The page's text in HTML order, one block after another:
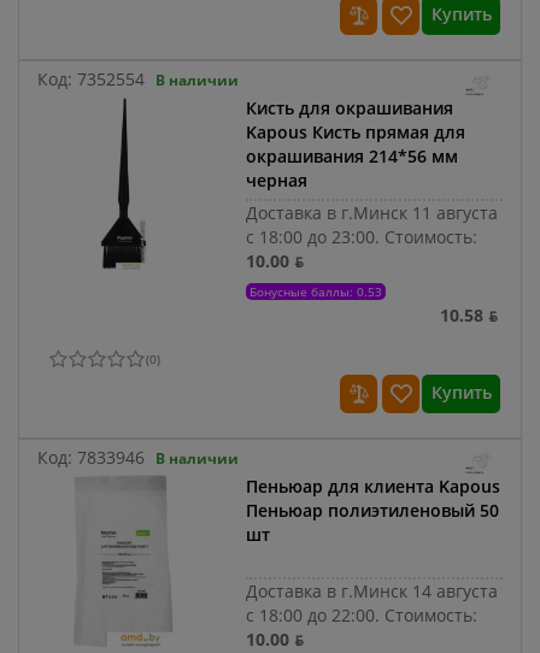
Купить
Код: 7352554 В наличии
Кисть для окрашивания
Kapous Кисть прямая для
окрашивания 214*56 мм
черная
Доставка в г.Минск 11 августа
с 18:00 до 23:00. Стоимость:
10.00 ƃ
Бонусные баллы: 0.53
10.58 ƃ
(0)
Купить
Код: 7833946 В наличии
Пеньюар для клиента Kapous
Пеньюар полиэтиленовый 50
шт
Доставка в г.Минск 14 августа
с 18:00 до 22:00. Стоимость:
10.00 ƃ